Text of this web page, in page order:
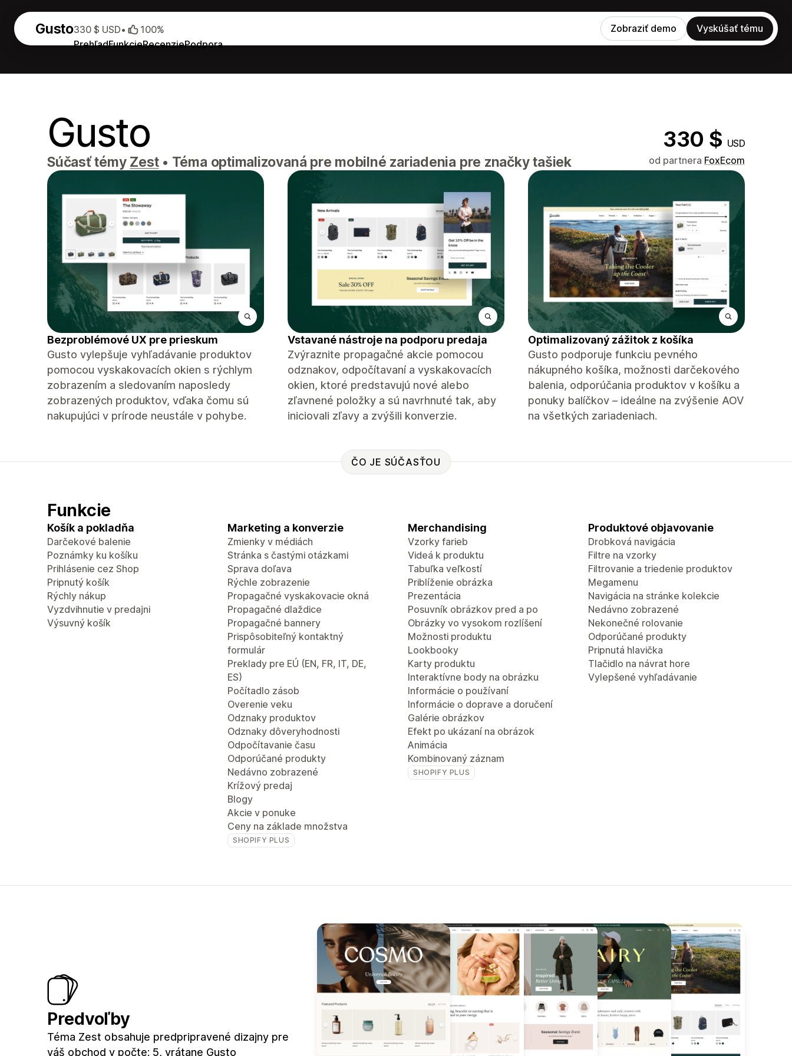
Gusto
PrehľadFunkcieRecenziePodpora
330 $ USD• 100% Zobraziť demo Vyskúšať tému
Gusto 330 $ USD
Súčasť témy Zest • Téma optimalizovaná pre mobilné zariadenia pre značky tašiek od partnera FoxEcom
Bezproblémové UX pre prieskum
Gusto vylepšuje vyhľadávanie produktov
pomocou vyskakovacích okien s rýchlym
zobrazením a sledovaním naposledy
zobrazených produktov, vďaka čomu sú
nakupujúci v prírode neustále v pohybe.
Vstavané nástroje na podporu predaja
Zvýraznite propagačné akcie pomocou
odznakov, odpočítavaní a vyskakovacích
okien, ktoré predstavujú nové alebo
zľavnené položky a sú navrhnuté tak, aby
iniciovali zľavy a zvýšili konverzie.
Optimalizovaný zážitok z košíka
Gusto podporuje funkciu pevného
nákupného košíka, možnosti darčekového
balenia, odporúčania produktov v košíku a
ponuky balíčkov – ideálne na zvýšenie AOV
na všetkých zariadeniach.
ČO JE SÚČASŤOU
Funkcie
Košík a pokladňa
Darčekové balenie
Poznámky ku košíku
Prihlásenie cez Shop
Pripnutý košík
Rýchly nákup
Vyzdvihnutie v predajni
Výsuvný košík
Marketing a konverzie
Zmienky v médiách
Stránka s častými otázkami
Sprava doľava
Rýchle zobrazenie
Propagačné vyskakovacie okná
Propagačné dlaždice
Propagačné bannery
Prispôsobiteľný kontaktný
formulár
Preklady pre EÚ (EN, FR, IT, DE,
ES)
Počítadlo zásob
Overenie veku
Odznaky produktov
Odznaky dôveryhodnosti
Odpočítavanie času
Odporúčané produkty
Nedávno zobrazené
Krížový predaj
Blogy
Akcie v ponuke
Ceny na základe množstva
SHOPIFY PLUS
Merchandising
Vzorky farieb
Videá k produktu
Tabuľka veľkostí
Priblíženie obrázka
Prezentácia
Posuvník obrázkov pred a po
Obrázky vo vysokom rozlíšení
Možnosti produktu
Lookbooky
Karty produktu
Interaktívne body na obrázku
Informácie o používaní
Informácie o doprave a doručení
Galérie obrázkov
Efekt po ukázaní na obrázok
Animácia
Kombinovaný záznam
SHOPIFY PLUS
Produktové objavovanie
Drobková navigácia
Filtre na vzorky
Filtrovanie a triedenie produktov
Megamenu
Navigácia na stránke kolekcie
Nedávno zobrazené
Nekonečné rolovanie
Odporúčané produkty
Pripnutá hlavička
Tlačidlo na návrat hore
Vylepšené vyhľadávanie
Predvoľby
Téma Zest obsahuje predpripravené dizajny pre
váš obchod v počte: 5, vrátane Gusto